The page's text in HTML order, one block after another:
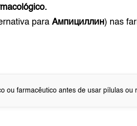
paraАмпициллин) nas
ou farmacêutico antes de usar pílulas ou